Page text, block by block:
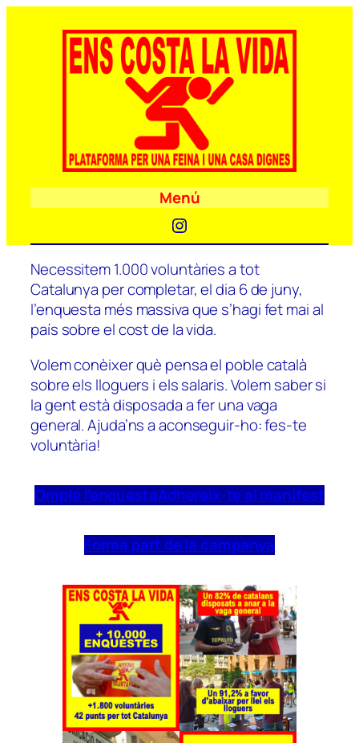
Menú
Instagram
Necessitem 1.000 voluntàries a tot
Catalunya per completar, el dia 6 de juny,
l’enquesta més massiva que s’hagi fet mai al
país sobre el cost de la vida.
Volem conèixer què pensa el poble català
sobre els lloguers i els salaris. Volem saber si
la gent està disposada a fer una vaga
general. Ajuda’ns a aconseguir-ho: fes-te
voluntària!
Omple l’enquestaAdhereix-te al manifest
Forma part de la campanya